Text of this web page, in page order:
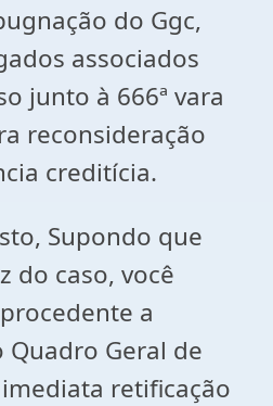
do Ggc,
associados
junto à 666ª vara
reconsideração
creditícia.
Supondo que
do caso, você
a
Geral de
retificação